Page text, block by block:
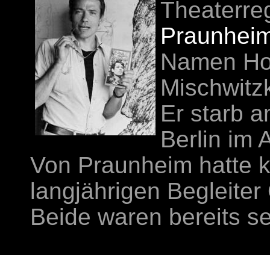
Namen
Er starb
Berlin im
Von Praunheim hatte
langjährigen
Beide waren bereits